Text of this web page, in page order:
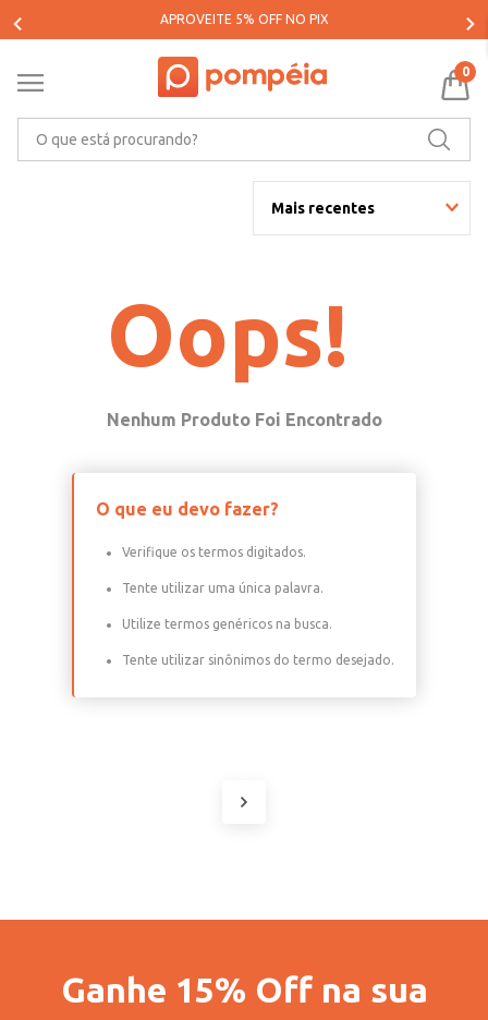
APROVEITE 5% OFF NO PIX
0
Mais recentes
Oops!
O que eu devo fazer?
Verifique os termos digitados.
Tente utilizar uma única palavra.
Utilize termos genéricos na busca.
Tente utilizar sinônimos do termo desejado.
Ganhe 15% Off na sua